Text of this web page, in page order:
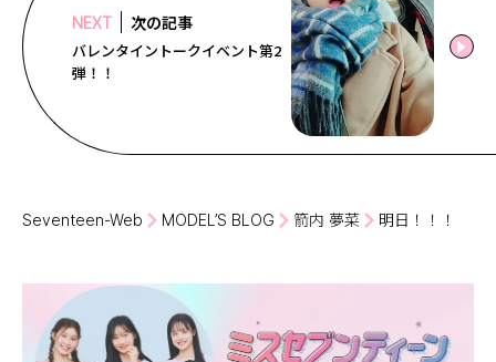
NEXT 次の記事
バレンタイントークイベント第2
弾！！
Seventeen-Web MODEL’S BLOG 箭内 夢菜 明日！！！